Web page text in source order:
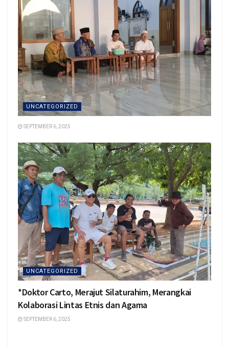
UNCATEGORIZED
SEPTEMBER 6, 2025
UNCATEGORIZED
*Doktor Carto, Merajut Silaturahim, Merangkai
Kolaborasi Lintas Etnis dan Agama
SEPTEMBER 6, 2025